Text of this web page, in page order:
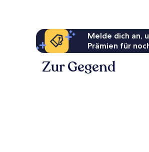
Melde dich an,
Prämien für
Zur Gegend